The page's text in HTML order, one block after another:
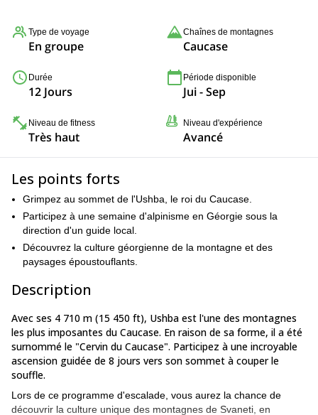
Type de voyage
En groupe
Chaînes de montagnes
Caucase
Durée
12 Jours
Période disponible
Jui - Sep
Niveau de fitness
Très haut
Niveau d'expérience
Avancé
Les points forts
Grimpez au sommet de l'Ushba, le roi du Caucase.
Participez à une semaine d'alpinisme en Géorgie sous la
direction d'un guide local.
Découvrez la culture géorgienne de la montagne et des
paysages époustouflants.
Description
Avec ses 4 710 m (15 450 ft), Ushba est l'une des montagnes
les plus imposantes du Caucase. En raison de sa forme, il a été
surnommé le "Cervin du Caucase". Participez à une incroyable
ascension guidée de 8 jours vers son sommet à couper le
souffle.
Lors de ce programme d'escalade, vous aurez la chance de
découvrir la culture unique des montagnes de Svaneti, en